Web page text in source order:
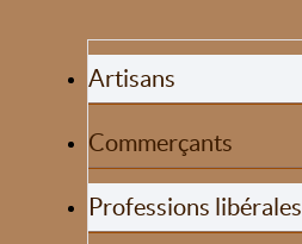
Artisans
Commerçants
Professions libérales